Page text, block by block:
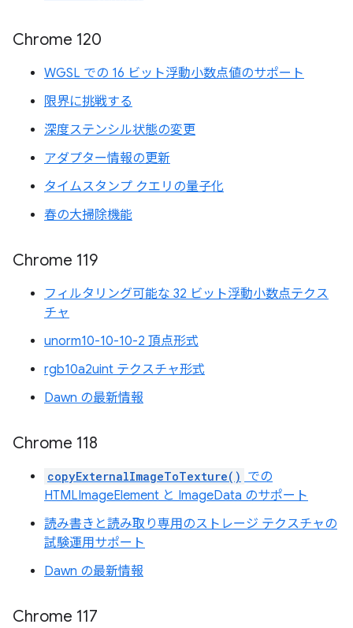
Chrome 120
WGSL での 16 ビット浮動小数点値のサポート
限界に挑戦する
深度ステンシル状態の変更
アダプター情報の更新
タイムスタンプ クエリの量子化
春の大掃除機能
Chrome 119
フィルタリング可能な 32 ビット浮動小数点テクス
チャ
unorm10-10-10-2 頂点形式
rgb10a2uint テクスチャ形式
Dawn の最新情報
Chrome 118
copyExternalImageToTexture() での
HTMLImageElement と ImageData のサポート
読み書きと読み取り専用のストレージ テクスチャの
試験運用サポート
Dawn の最新情報
Chrome 117